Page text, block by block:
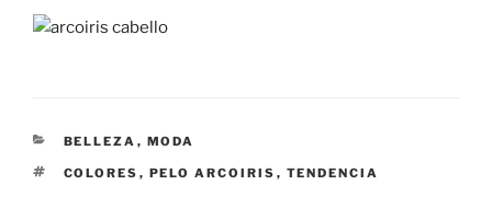
CATEGORÍAS
BELLEZA , MODA
ETIQUETAS
COLORES , PELO ARCOIRIS , TENDENCIA